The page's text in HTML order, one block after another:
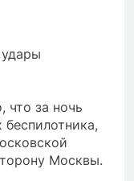
за ночь
Москвы.